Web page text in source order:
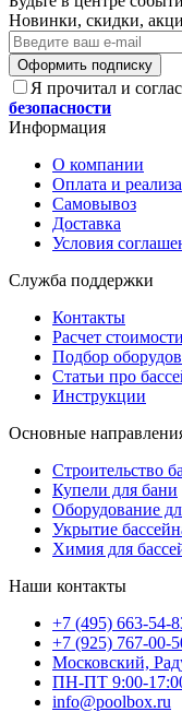
Новинки, скидки,
Оформить подписку
Я прочитал и
безопасности
Информация
О компании
Оплата и
Самовывоз
Доставка
Условия
Служба поддержки
Контакты
Расчет
Подбор
Статьи про
Инструкции
Основные
Строительство
Купели для бани
Оборудование
Укрытие
Химия для
Наши контакты
+7 (495) 663-54-
+7 (925) 767-00-
Московский,
ПН-ПТ 9:00-
info@poolbox.ru